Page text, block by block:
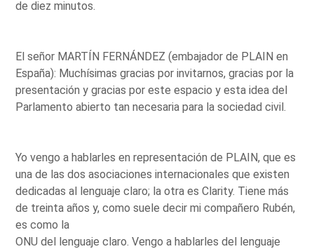
de diez minutos.
El señor MARTÍN FERNÁNDEZ (embajador de PLAIN en
España): Muchísimas gracias por invitarnos, gracias por la
presentación y gracias por este espacio y esta idea del
Parlamento abierto tan necesaria para la sociedad civil.
Yo vengo a hablarles en representación de PLAIN, que es
una de las dos asociaciones internacionales que existen
dedicadas al lenguaje claro; la otra es Clarity. Tiene más
de treinta años y, como suele decir mi compañero Rubén,
es como la
ONU del lenguaje claro. Vengo a hablarles del lenguaje